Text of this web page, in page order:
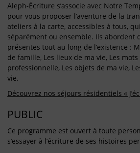
Aleph-Écriture s’associe avec Notre
pour vous proposer l’aventure de la
ateliers à la carte, accessibles à tous,
séparément ou ensemble. Ils abordent
présentes tout au long de l’existence :
de famille, Les lieux de ma vie, Les
professionnelle, Les objets de ma vie,
vie.
Découvrez nos séjours résidentiels «
PUBLIC
Ce programme est ouvert à toute
s’essayer à l’écriture de ses histoires